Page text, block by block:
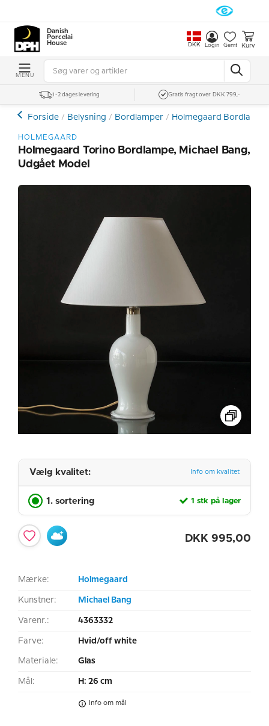
Danish
Porcelain
House
DKK Login Gemt Kurv
MENU
1-2 dages levering Gratis fragt over DKK 799,-
Forside Belysning Bordlamper Holmegaard
HOLMEGAARD
Holmegaard Torino Bordlampe, Michael Bang,
Udgået Model
Vælg kvalitet: Info om kvalitet
1. sortering 1 stk på lager
DKK 995,00
Mærke: Holmegaard
Kunstner: Michael Bang
Varenr.: 4363332
Farve: Hvid/off white
Materiale: Glas
Mål: H: 26 cm
Info om mål